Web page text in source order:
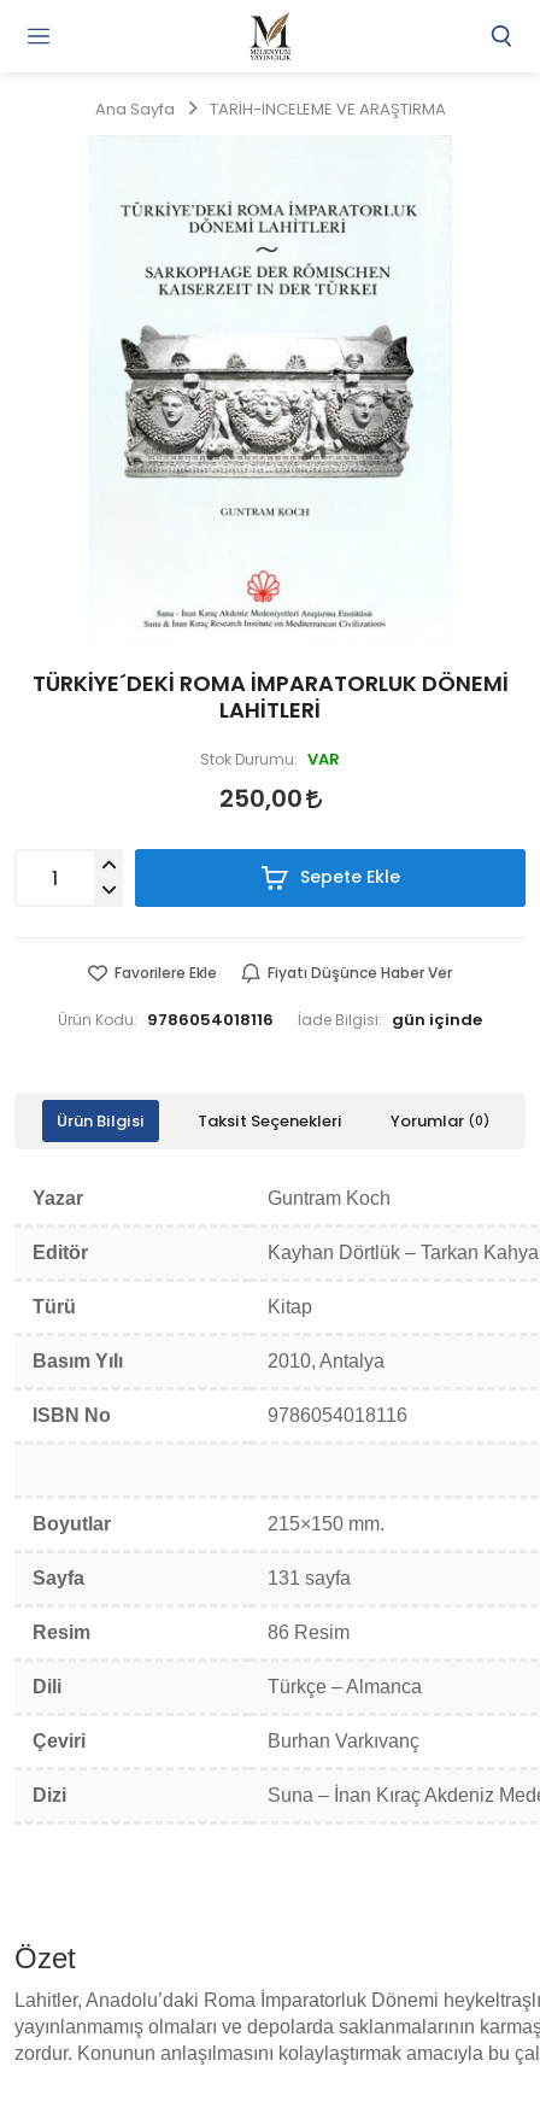
Ana Sayfa TARİH-İNCELEME VE ARAŞTIRMA
TÜRKİYE´DEKİ ROMA İMPARATORLUK DÖNEMİ
LAHİTLERİ
Stok Durumu: VAR
250,00
Sepete Ekle
Favorilere Ekle Fiyatı Düşünce Haber Ver
Ürün Kodu: 9786054018116 İade Bilgisi:
Ürün Bilgisi Taksit Seçenekleri Yorumlar (0)
Yazar Guntram Koch
Editör Kayhan Dörtlük – Tarkan
Türü Kitap
Basım Yılı 2010, Antalya
ISBN No 9786054018116
Boyutlar 215×150 mm.
Sayfa 131 sayfa
Resim 86 Resim
Dili Türkçe – Almanca
Çeviri Burhan Varkıvanç
Dizi Suna – İnan Kıraç Akdeniz
Özet
Lahitler, Anadolu’daki Roma İmparatorluk Dönemi
yayınlanmamış olmaları ve depolarda saklanmalarının
zordur. Konunun anlaşılmasını kolaylaştırmak amacıyla